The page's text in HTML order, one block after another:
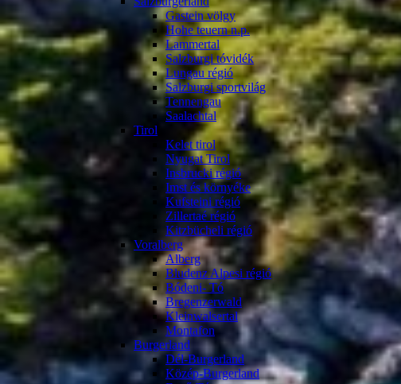
Gastein völgy
Hohe teuern n.p.
Lammertal
Salzburgi tóvidék
Lungau régió
Salzburgi sportvilág
Tennengau
Saalachtal
Tirol
Kelet tirol
Nyugat Tirol
Insbrucki régió
Imst és környéke
Kufsteini régió
Zillertaé régió
Kitzbücheli régió
Voralberg
Alberg
Bludenz Alpesi régió
Bódeni- Tó
Bregenzerwald
Kleinwalsertal
Montafon
Burgerland
Dél-Burgerland
Közép-Burgerland